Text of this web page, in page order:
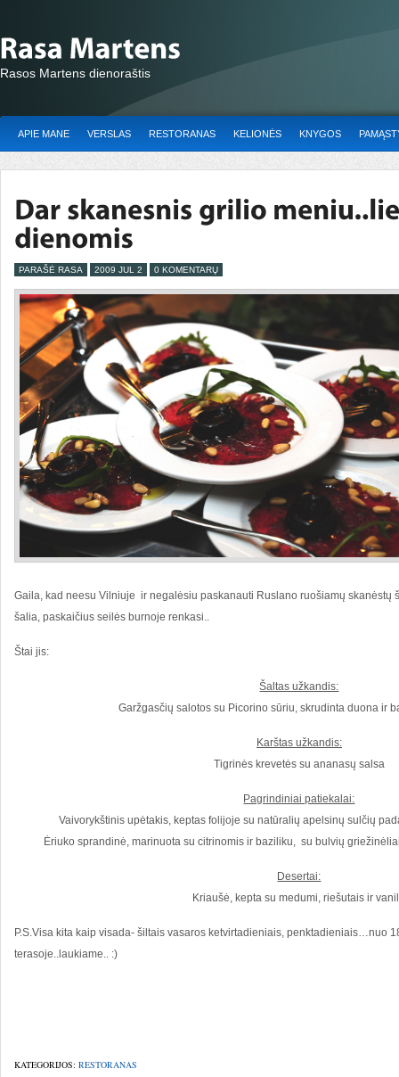
Rasos Martens dienoraštis
APIE MANE VERSLAS RESTORANAS KELIONĖS KNYGOS
PARAŠĖ RASA 2009 JUL 2 0 KOMENTARŲ
Gaila, kad neesu Vilniuje ir negalėsiu paskanauti Ruslano ruošiamų skanėstų
šalia, paskaičius seilės burnoje renkasi..
Štai jis:
Šaltas užkandis:
Garžgasčių salotos su Picorino sūriu, skrudinta duona ir
Karštas užkandis:
Tigrinės krevetės su ananasų salsa
Pagrindiniai patiekalai:
Vaivorykštinis upėtakis, keptas folijoje su natūralių apelsinų sulčių
Ėriuko sprandinė, marinuota su citrinomis ir baziliku, su bulvių
Desertai:
Kriaušė, kepta su medumi, riešutais ir
P.S.Visa kita kaip visada- šiltais vasaros ketvirtadieniais, penktadieniais…nuo
terasoje..laukiame.. :)
KATEGORIJOS: RESTORANAS